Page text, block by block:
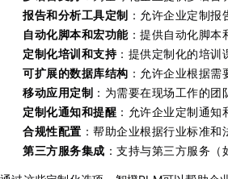
报告和分析工具定制 ：允许企业定制
自动化脚本和宏功能：提供自动化脚本
定制化培训和支持：提供定制化的培训
可扩展的数据库结构 ：允许企业根据
移动应用定制 ：为需要在现场工作的
定制化通知和提醒 ：允许企业定制通
合规性配置 ：帮助企业根据行业标准
第三方服务集成 ：支持与第三方服务